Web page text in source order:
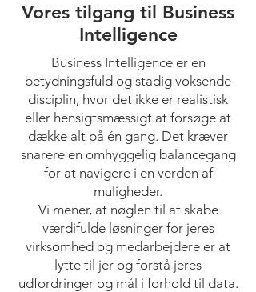
Vores tilgang til Business
Intelligence
Business Intelligence er en
betydningsfuld og stadig voksende
disciplin, hvor det ikke er realistisk
eller hensigtsmæssigt at forsøge at
dække alt på én gang. Det kræver
snarere en omhyggelig balancegang
for at navigere i en verden af
muligheder.
Vi mener, at nøglen til at skabe
værdifulde løsninger for jeres
virksomhed og medarbejdere er at
lytte til jer og forstå jeres
udfordringer og mål i forhold til data.